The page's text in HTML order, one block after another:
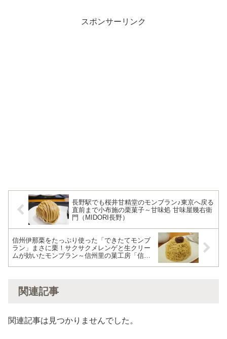
スポンサーリンク
長野駅でも桜井甘精堂のモンブラン♪東京へ戻る
直前まで小布施の栗菓子～甘味処 甘味屋幾右衛
門（MIDORI長野）
信州伊那栗をたっぷり使った「できたてモンブ
ラン」まさに栗！サクサクメレンゲと生クリー
ムが効いたモンブラン～信州里の菓工房「信州
関連記事
関連記事は見つかりませんでした。